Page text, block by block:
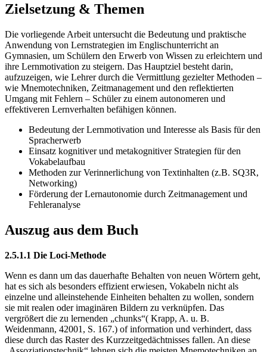
Zielsetzung & Themen
Die vorliegende Arbeit untersucht die Bedeutung und praktische
Anwendung von Lernstrategien im Englischunterricht an
Gymnasien, um Schülern den Erwerb von Wissen zu erleichtern und
ihre Lernmotivation zu steigern. Das Hauptziel besteht darin,
aufzuzeigen, wie Lehrer durch die Vermittlung gezielter Methoden –
wie Mnemotechniken, Zeitmanagement und den reflektierten
Umgang mit Fehlern – Schüler zu einem autonomeren und
effektiveren Lernverhalten befähigen können.
Bedeutung der Lernmotivation und Interesse als Basis für den
Spracherwerb
Einsatz kognitiver und metakognitiver Strategien für den
Vokabelaufbau
Methoden zur Verinnerlichung von Textinhalten (z.B. SQ3R,
Networking)
Förderung der Lernautonomie durch Zeitmanagement und
Fehleranalyse
Auszug aus dem Buch
2.5.1.1 Die Loci-Methode
Wenn es dann um das dauerhafte Behalten von neuen Wörtern geht,
hat es sich als besonders effizient erwiesen, Vokabeln nicht als
einzelne und alleinstehende Einheiten behalten zu wollen, sondern
sie mit realen oder imaginären Bildern zu verknüpfen. Das
vergrößert die zu lernenden „chunks“( Krapp, A. u. B.
Weidenmann, 42001, S. 167.) of information und verhindert, dass
diese durch das Raster des Kurzzeitgedächtnisses fallen. An diese